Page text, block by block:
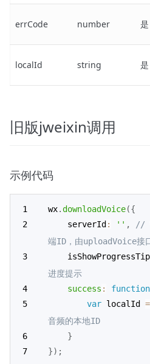
errCode number 是
localId string 是
旧版jweixin调用
示例代码
wx.downloadVoice({
    serverId
: '' ,
//
端ID，由uploadVoice接
进度提示
success : function
var localId =
音频的本地ID
}
}) ;